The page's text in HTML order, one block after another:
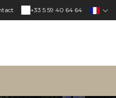
+33 5 59 40 64 64